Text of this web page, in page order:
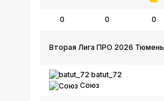
0 0 0
Вторая Лига ПРО 2026 Тюмень
batut_72
Союз